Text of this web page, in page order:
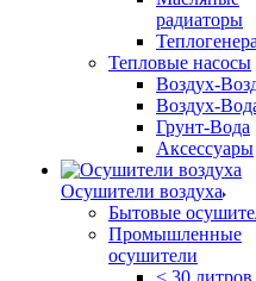
радиаторы
Тепловые насосы
Воздух-
Воздух-
Грунт-Вода
Аксессуары
Осушители воздуха
Бытовые
Промышленные
осушители
< 30 литров